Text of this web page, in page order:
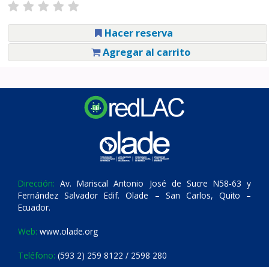
Hacer reserva
Agregar al carrito
Dirección: Av. Mariscal Antonio José de Sucre N58-63 y
Fernández Salvador Edif. Olade – San Carlos, Quito –
Ecuador.
Web: www.olade.org
Teléfono: (593 2) 259 8122 / 2598 280